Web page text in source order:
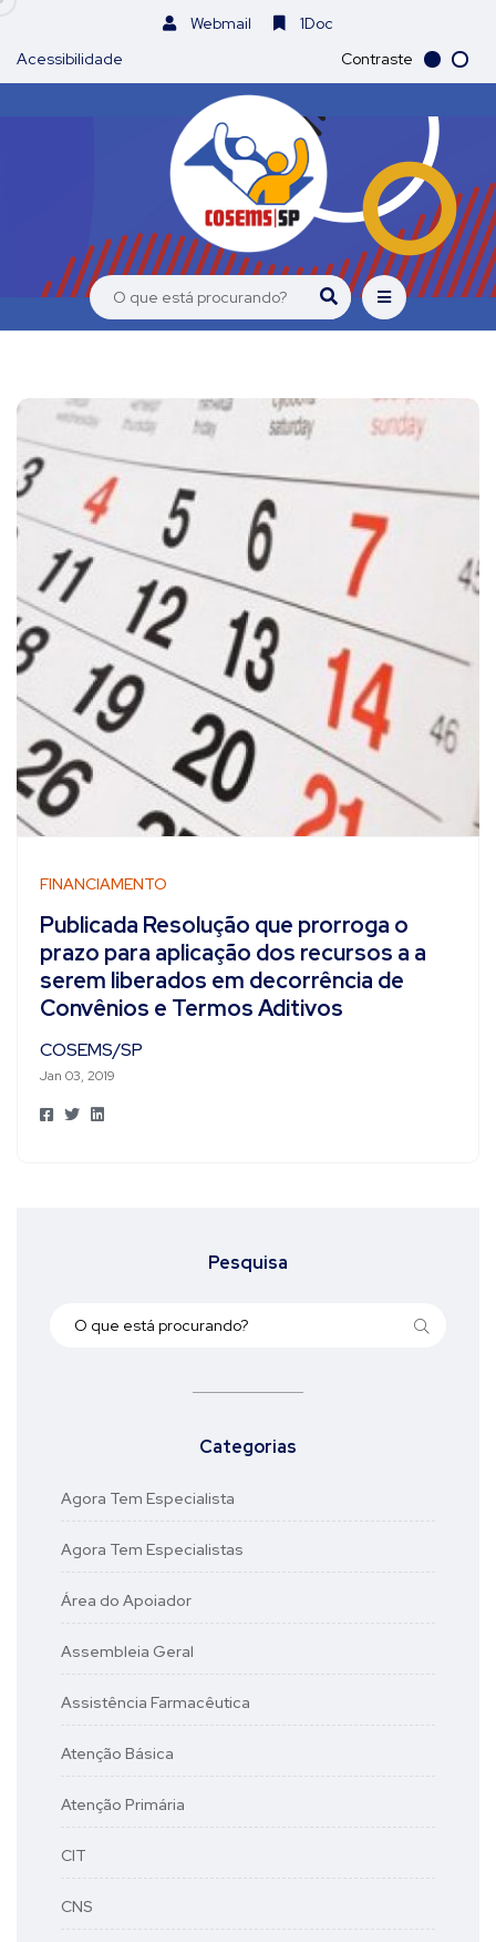
Webmail
1Doc
Acessibilidade
Contraste
FINANCIAMENTO
Publicada Resolução que prorroga o
prazo para aplicação dos recursos a a
serem liberados em decorrência de
Convênios e Termos Aditivos
COSEMS/SP
Jan 03, 2019
Pesquisa
Categorias
Agora Tem Especialista
Agora Tem Especialistas
Área do Apoiador
Assembleia Geral
Assistência Farmacêutica
Atenção Básica
Atenção Primária
CIT
CNS